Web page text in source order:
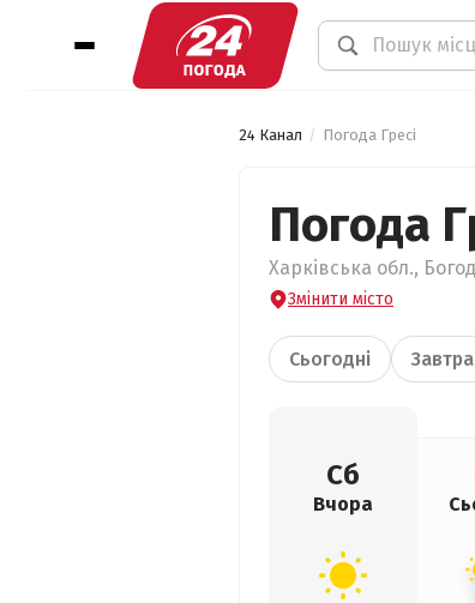
24 Канал Погода Гресі
Погода
Харківська обл.,
Змінити місто
Сьогодні Завтра
Сб
Вчора